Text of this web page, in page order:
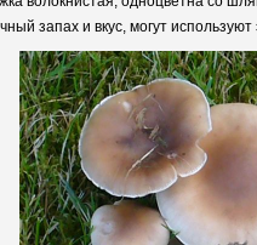
запах и вкус, могут